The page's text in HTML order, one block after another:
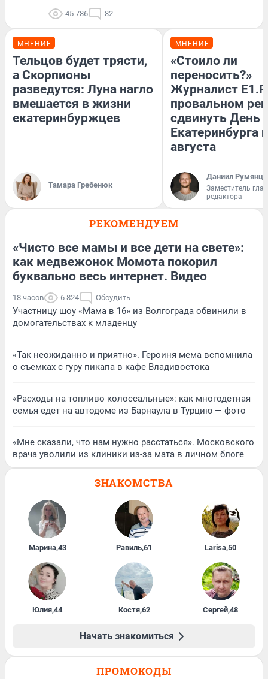
45 786 82
МНЕНИЕ
Тельцов будет трясти,
а Скорпионы
разведутся: Луна нагло
вмешается в жизни
екатеринбуржцев
Тамара Гребенюк
МНЕНИЕ
«Стоило ли
переносить?»
Журналист
провальном
сдвинуть День
Екатеринбурга
августа
Даниил
Заместитель
редактора
РЕКОМЕНДУЕМ
«Чисто все мамы и все дети на свете»:
как медвежонок Момота покорил
буквально весь интернет. Видео
18 часов 6 824 Обсудить
Участницу шоу «Мама в 16» из Волгограда обвинили в
домогательствах к младенцу
«Так неожиданно и приятно». Героиня мема вспомнила
о съемках с гуру пикапа в кафе Владивостока
«Расходы на топливо колоссальные»: как многодетная
семья едет на автодоме из Барнаула в Турцию — фото
«Мне сказали, что нам нужно расстаться». Московского
врача уволили из клиники из-за мата в личном блоге
ЗНАКОМСТВА
Марина,43 Равиль,61 Larisa,50
Юлия,44 Костя,62 Сергей,48
Начать знакомиться
ПРОМОКОДЫ